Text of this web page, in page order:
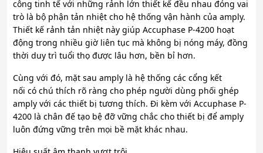
công tinh tế với những rảnh lớn thiết kế đều nhau đóng vai
trò là bộ phận tản nhiệt cho hệ thống vận hành của amply.
Thiết kế rảnh tản nhiệt này giúp Accuphase P-4200 hoạt
động trong nhiều giờ liên tục mà không bị nóng máy, đồng
thời duy trì tuổi thọ được lâu hơn, bền bỉ hơn.
Cùng với đó, mặt sau amply là hệ thống các cổng kết
nối có chú thích rõ ràng cho phép người dùng phối ghép
amply với các thiết bị tương thích. Đi kèm với Accuphase P-
4200 là chân đế tạo bệ đỡ vững chắc cho thiết bị để amply
luôn đứng vững trên mọi bề mặt khác nhau.